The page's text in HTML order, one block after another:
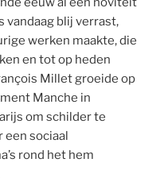
vandaag blij verrast,
werken maakte, die
en tot op heden
Millet groeide op
Manche in
om schilder te
een sociaal
rond het hem